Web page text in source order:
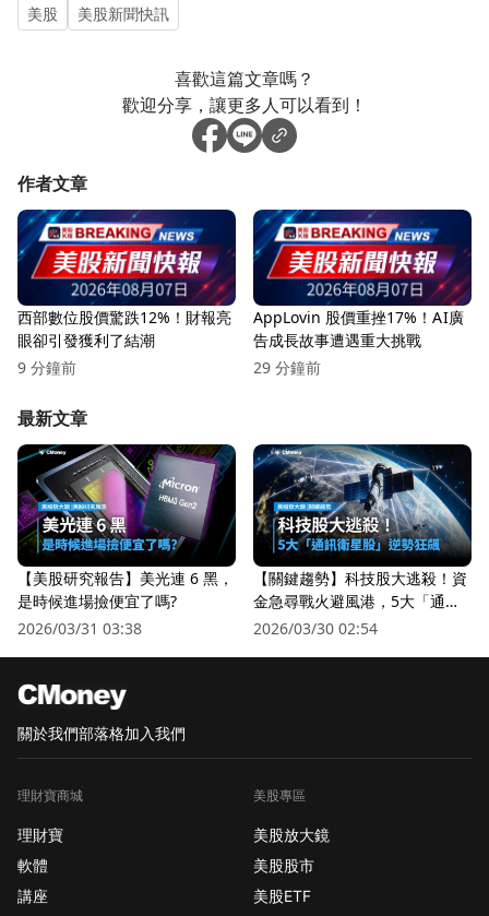
美股 美股新聞快訊
喜歡這篇文章嗎？
歡迎分享，讓更多人可以看到！
作者文章
西部數位股價驚跌12%！財報亮
眼卻引發獲利了結潮
9 分鐘前
AppLovin 股價重挫17%！AI廣
告成長故事遭遇重大挑戰
29 分鐘前
最新文章
【美股研究報告】美光連 6 黑，
是時候進場撿便宜了嗎?
2026/03/31 03:38
【關鍵趨勢】科技股大逃殺！資
金急尋戰火避風港，5大「通訊
衛星股」逆勢狂飆
2026/03/30 02:54
關於我們部落格加入我們
理財寶商城
理財寶
軟體
講座
美股專區
美股放大鏡
美股股市
美股ETF